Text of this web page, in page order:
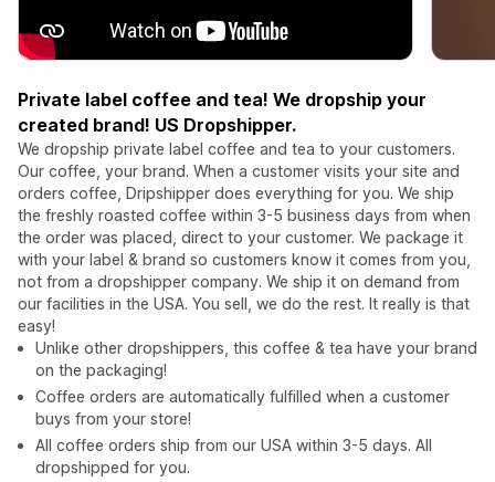
Private label coffee and tea! We dropship your
created brand! US Dropshipper.
We dropship private label coffee and tea to your customers.
Our coffee, your brand. When a customer visits your site and
orders coffee, Dripshipper does everything for you. We ship
the freshly roasted coffee within 3-5 business days from when
the order was placed, direct to your customer. We package it
with your label & brand so customers know it comes from you,
not from a dropshipper company. We ship it on demand from
our facilities in the USA. You sell, we do the rest. It really is that
easy!
Unlike other dropshippers, this coffee & tea have your brand
on the packaging!
Coffee orders are automatically fulfilled when a customer
buys from your store!
All coffee orders ship from our USA within 3-5 days. All
dropshipped for you.